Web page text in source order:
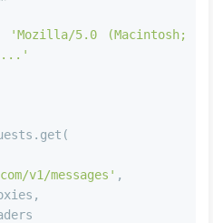
'Mozilla/5.0 (Macintosh;
v1/messages' ,